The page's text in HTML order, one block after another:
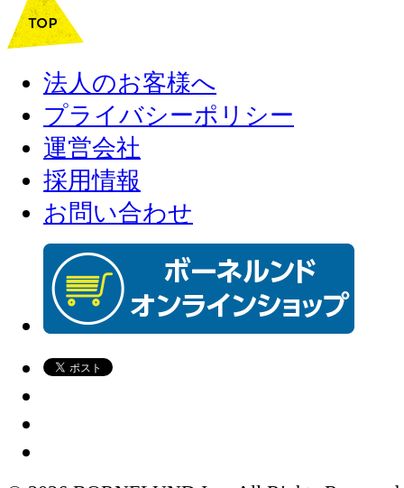
法人のお客様へ
プライバシーポリシー
運営会社
採用情報
お問い合わせ